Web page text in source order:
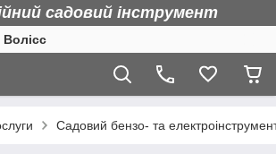
садовий інструмент
Садовий бензо- та